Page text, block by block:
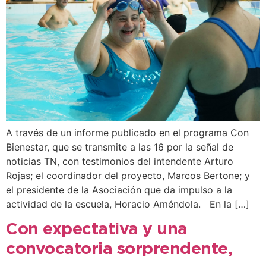
A través de un informe publicado en el programa Con
Bienestar, que se transmite a las 16 por la señal de
noticias TN, con testimonios del intendente Arturo
Rojas; el coordinador del proyecto, Marcos Bertone; y
el presidente de la Asociación que da impulso a la
actividad de la escuela, Horacio Améndola. En la […]
Con expectativa y una
convocatoria sorprendente,